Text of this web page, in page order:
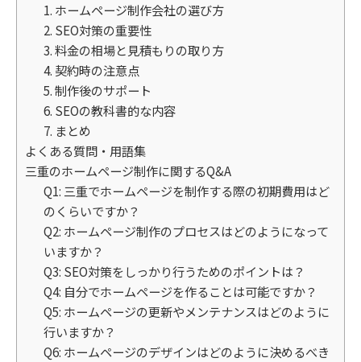
1. ホームページ制作会社の選び方
2. SEO対策の重要性
3. 料金の相場と見積もりの取り方
4. 契約時の注意点
5. 制作後のサポート
6. SEOの教科書的な内容
7. まとめ
よくある質問・用語集
三重のホームページ制作に関するQ&A
Q1: 三重でホームページを制作する際の初期費用はど
のくらいですか？
Q2: ホームページ制作のプロセスはどのようになって
いますか？
Q3: SEO対策をしっかり行うためのポイントは？
Q4: 自分でホームページを作ることは可能ですか？
Q5: ホームページの更新やメンテナンスはどのように
行いますか？
Q6: ホームページのデザインはどのように決めるべき